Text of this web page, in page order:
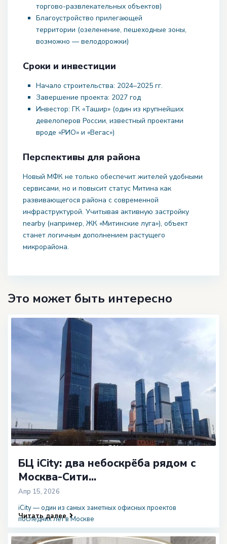
торгово-развлекательных объектов)
Благоустройство прилегающей
территории (озеленение, пешеходные зоны,
возможно — велодорожки)
Сроки и инвестиции
Начало строительства: 2024–2025 гг.
Завершение проекта: 2027 год
Инвестор: ГК «Ташир» (один из крупнейших
девелоперов России, известный проектами
вроде «РИО» и «Вегас»)
Перспективы для района
Новый МФК не только обеспечит жителей удобными
сервисами, но и повысит статус Митина как
развивающегося района с современной
инфраструктурой. Учитывая активную застройку
nearby (например, ЖК «Митинские луга»), объект
станет логичным дополнением растущего
микрорайона.
Это может быть интересно
БЦ iCity: два небоскрёба рядом с
Москва-Сити...
Апр 15, 2026
iCity — один из самых заметных офисных проектов
последних лет в Москве
Читать далее